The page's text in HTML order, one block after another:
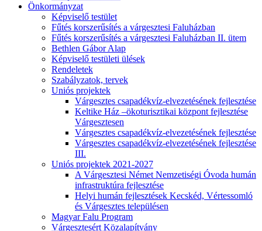
Önkormányzat
Képviselő testület
Fűtés korszerűsítés a várgesztesi Faluházban
Fűtés korszerűsítés a várgesztesi Faluházban II. ütem
Bethlen Gábor Alap
Képviselő testületi ülések
Rendeletek
Szabályzatok, tervek
Uniós projektek
Várgesztes csapadékvíz-elvezetésének fejlesztése
Keltike Ház –ökoturisztikai központ fejlesztése
Várgesztesen
Várgesztes csapadékvíz-elvezetésének fejlesztése
Várgesztes csapadékvíz-elvezetésének fejlesztése
III.
Uniós projektek 2021-2027
A Várgesztesi Német Nemzetiségi Óvoda humán
infrastruktúra fejlesztése
Helyi humán fejlesztések Kecskéd, Vértessomló
és Várgesztes településen
Magyar Falu Program
Várgesztesért Közalapítvány